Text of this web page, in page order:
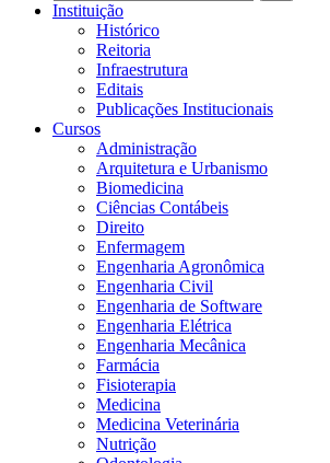
Instituição
Histórico
Reitoria
Infraestrutura
Editais
Publicações Institucionais
Cursos
Administração
Arquitetura e Urbanismo
Biomedicina
Ciências Contábeis
Direito
Enfermagem
Engenharia Agronômica
Engenharia Civil
Engenharia de Software
Engenharia Elétrica
Engenharia Mecânica
Farmácia
Fisioterapia
Medicina
Medicina Veterinária
Nutrição